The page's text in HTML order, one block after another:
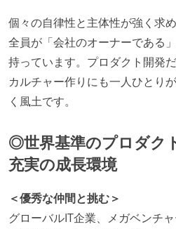
個々の自律性と主体性が強く求
全員が「会社のオーナーである
持っています。プロダクト開発
カルチャー作りにも一人ひとり
く風土です。
◎世界基準のプロダク
充実の成長環境
＜優秀な仲間と挑む＞
グローバルIT企業、メガベンチ